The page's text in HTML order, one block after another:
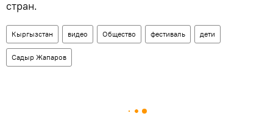
стран.
Кыргызстан видео Общество фестиваль дети
Садыр Жапаров